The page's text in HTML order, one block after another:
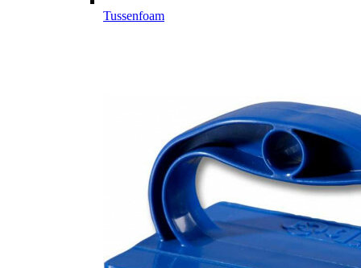
Tussenfoam